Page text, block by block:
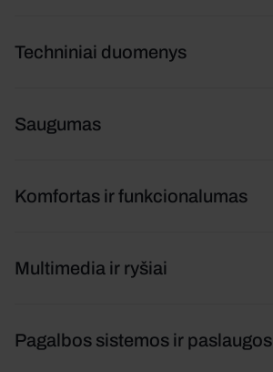
Techniniai duomenys
Saugumas
Komfortas ir funkcionalumas
Multimedia ir ryšiai
Pagalbos sistemos ir paslaugos